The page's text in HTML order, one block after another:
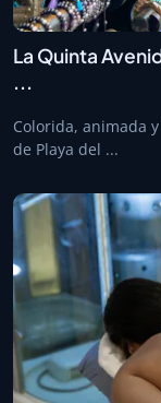
La Quinta
...
Colorida, animada
de Playa del ...